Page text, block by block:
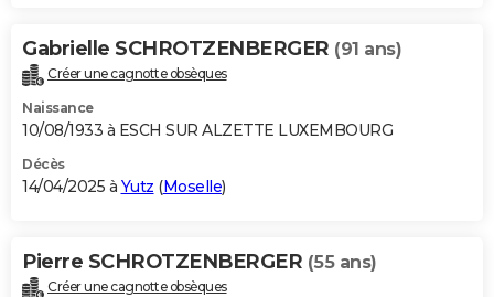
Carte de Noël
Carte Bonne année
Carte Saint-Valentin
Carte Pâques
Carte d'anniversaire
DICTIONNAIRE
Dictionnaire
Biographies
Citations
Expressions
Proverbes
PROGRAMME TV
S'inscrire
Se connecter
Lycées
Collèges
Primaires
Universités
Entreprises
Service militaire
Avis de recherche
AVIS DE DÉCÈS
Bricolage
Lifestyle
Culture
Sport
Auto
Television
Voyage
Cinema
Gabrielle SCHROTZENBERGER (91 ans)
Créer une cagnotte obsèques
Naissance
10/08/1933 à ESCH SUR ALZETTE LUXEMBOURG
Décès
14/04/2025 à Yutz (Moselle)
Pierre SCHROTZENBERGER (55 ans)
Créer une cagnotte obsèques